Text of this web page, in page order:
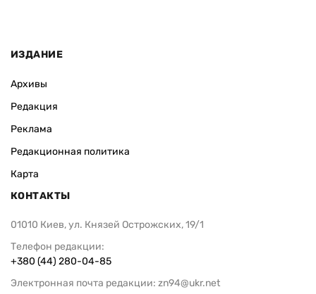
ИЗДАНИЕ
Архивы
Редакция
Реклама
Редакционная политика
Карта
КОНТАКТЫ
01010 Киев, ул. Князей Острожских, 19/1
Телефон редакции:
+380 (44) 280-04-85
Электронная почта редакции: zn94@ukr.net